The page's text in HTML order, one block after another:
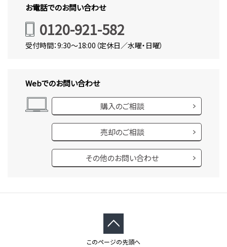
お電話でのお問い合わせ
0120-921-582
受付時間：9:30～18:00（定休日／水曜・日曜）
Webでのお問い合わせ
購入のご相談
売却のご相談
その他のお問い合わせ
このページの先頭へ